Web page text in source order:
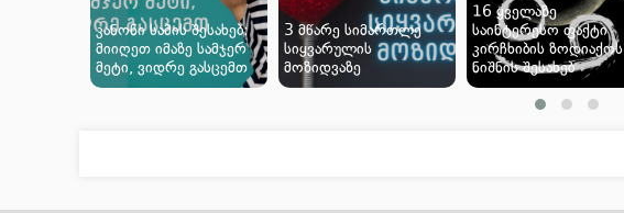
კანონი სამის შესახებ:
მიიღეთ იმაზე სამჯერ
მეტი, ვიდრე გასცემთ
3 მწარე სიმართლე
სიყვარულის
მოზიდვაზე
16 ყველაზე
საინტერესო ფაქტი
კირჩხიბის ზოდიაქოს
ნიშნის შესახებ